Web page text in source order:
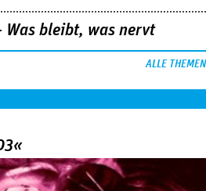
Was bleibt, was nervt
ALLE THEMEN